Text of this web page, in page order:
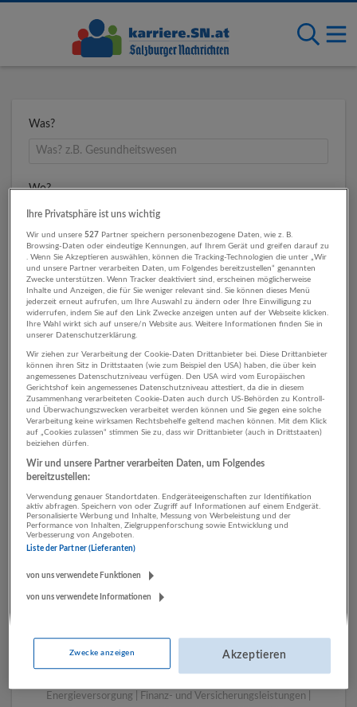
Was?
Wo?
Umkreis
1 Rechnungswesen,
Controlling Kunst,
Unterhaltung und Erholung
LUGSTEIN CONSULTING
Energieversorgung | Finanz- und Versicherungsleistungen |
Ihre Privatsphäre ist uns wichtig
Wir und unsere 527 Partner speichern personenbezogene Daten, wie z. B.
Browsing-Daten oder eindeutige Kennungen, auf Ihrem Gerät und greifen darauf zu
. Wenn Sie Akzeptieren auswählen, können die Tracking-Technologien die unter „Wir
und unsere Partner verarbeiten Daten, um Folgendes bereitzustellen“ genannten
Zwecke unterstützen. Wenn Tracker deaktiviert sind, erscheinen möglicherweise
Inhalte und Anzeigen, die für Sie weniger relevant sind. Sie können dieses Menü
jederzeit erneut aufrufen, um Ihre Auswahl zu ändern oder Ihre Einwilligung zu
widerrufen, indem Sie auf den Link Zwecke anzeigen unten auf der Webseite klicken.
Ihre Wahl wirkt sich auf unsere/n Website aus. Weitere Informationen finden Sie in
unserer Datenschutzerklärung.
Wir ziehen zur Verarbeitung der Cookie-Daten Drittanbieter bei. Diese Drittanbieter
können ihren Sitz in Drittstaaten (wie zum Beispiel den USA) haben, die über kein
angemessenes Datenschutzniveau verfügen. Den USA wird vom Europäischen
Gerichtshof kein angemessenes Datenschutzniveau attestiert, da die in diesem
Zusammenhang verarbeiteten Cookie-Daten auch durch US-Behörden zu Kontroll-
und Überwachungszwecken verarbeitet werden können und Sie gegen eine solche
Verarbeitung keine wirksamen Rechtsbehelfe geltend machen können. Mit dem Klick
auf „Cookies zulassen“ stimmen Sie zu, dass wir Drittanbieter (auch in Drittstaaten)
beiziehen dürfen.
Wir und unsere Partner verarbeiten Daten, um Folgendes
bereitzustellen:
Verwendung genauer Standortdaten. Endgeräteeigenschaften zur Identifikation
aktiv abfragen. Speichern von oder Zugriff auf Informationen auf einem Endgerät.
Personalisierte Werbung und Inhalte, Messung von Werbeleistung und der
Performance von Inhalten, Zielgruppenforschung sowie Entwicklung und
Verbesserung von Angeboten.
Liste der Partner (Lieferanten)
von uns verwendete Funktionen
von uns verwendete Informationen
Zwecke anzeigen Akzeptieren